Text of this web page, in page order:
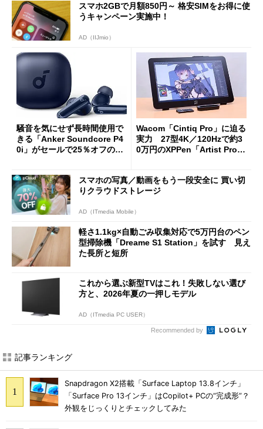
スマホ2GBで月額850円～ 格安SIMをお得に使
うキャンペーン実施中！
AD（IIJmio）
騒音を気にせず長時間使用で
きる「Anker Soundcore P4
0i」がセールで25％オフの59
Wacom「Cintiq Pro」に迫る
実力 27型4K／120Hzで約3
0万円のXPPen「Artist Pro 2
スマホの写真／動画をもう一段安全に 買い切
りクラウドストレージ
AD（ITmedia Mobile）
軽さ1.1kg×自動ごみ収集対応で5万円台のペン
型掃除機「Dreame S1 Station」を試す 見え
た長所と短所
これから選ぶ新型TVはこれ！失敗しない選び
方と、2026年夏の一押しモデル
AD（ITmedia PC USER）
Recommended by
記事ランキング
Snapdragon X2搭載「Surface Laptop 13.8インチ」
「Surface Pro 13インチ」はCopilot+ PCの“完成形”？
外観をじっくりとチェックしてみた